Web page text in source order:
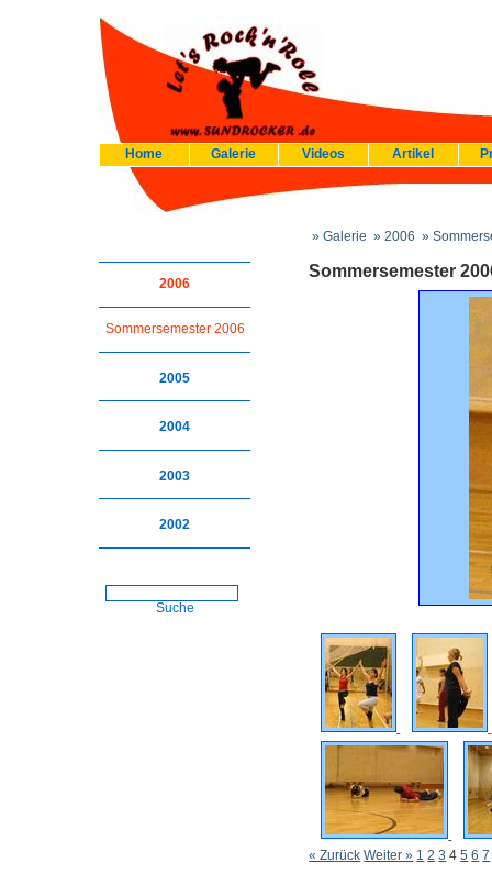
Home Galerie Videos Artikel
2006
Sommersemester 2006
2005
2004
2003
2002
Suche
» Galerie » 2006 »
Sommersemester
« Zurück Weiter » 1 2 3 4 5 6 7